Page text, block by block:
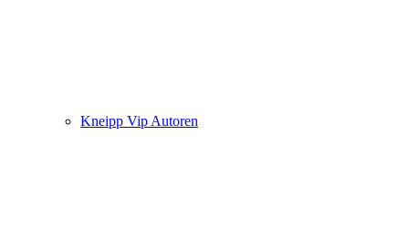
Kneipp Vip Autoren